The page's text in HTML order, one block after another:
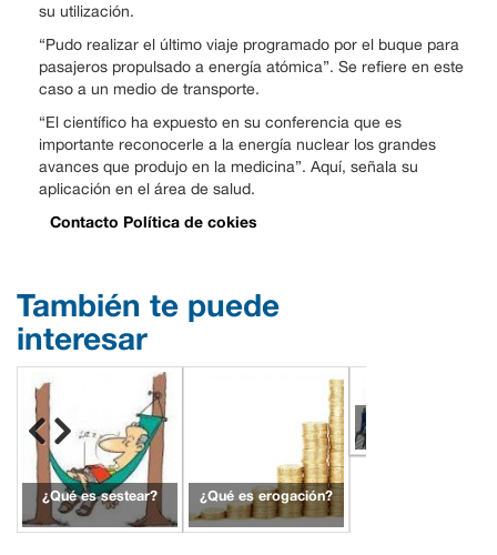
su utilización.
“Pudo realizar el último viaje programado por el buque para
pasajeros propulsado a energía atómica”. Se refiere en este
caso a un medio de transporte.
“El científico ha expuesto en su conferencia que es
importante reconocerle a la energía nuclear los grandes
avances que produjo en la medicina”. Aquí, señala su
aplicación en el área de salud.
Contacto Política de cokies
También te puede
interesar
¿Qué es sestear? ¿Qué es erogación?